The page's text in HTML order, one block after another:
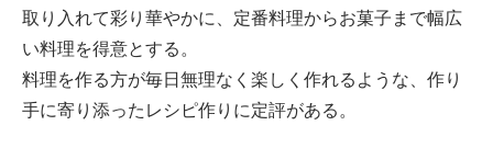
取り入れて彩り華やかに、定番料理からお菓子まで幅広
い料理を得意とする。
料理を作る方が毎日無理なく楽しく作れるような、作り
手に寄り添ったレシピ作りに定評がある。